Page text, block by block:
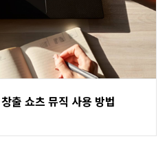
출 쇼츠 뮤직 사용 방법